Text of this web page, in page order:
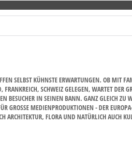
SELBST KÜHNSTE ERWARTUNGEN. OB MIT
SCHWEIZ GELEGEN, WARTET DER
IN SEINEN BANN. GANZ GLEICH ZU
MEDIENPRODUKTIONEN - DER EUROPA-
FLORA UND NATÜRLICH AUCH